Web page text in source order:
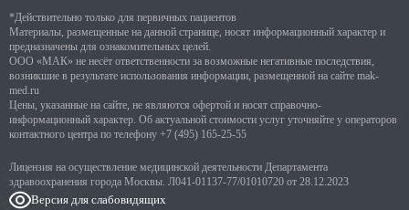
*Действительно только для первичных пациентов
Материалы, размещенные на данной странице, носят информационный характер и
предназначены для ознакомительных целей.
ООО «МАК» не несёт ответственности за возможные негативные последствия,
возникшие в результате использования информации, размещенной на сайте mak-
med.ru
Цены, указанные на сайте, не являются офертой и носят справочно-
информационный характер. Об актуальной стоимости услуг уточняйте у операторов
контактного центра по телефону +7 (495) 165-25-55
Лицензия на осуществление медицинской деятельности Департамента
здравоохранения города Москвы. Л041-01137-77/01010720 от 28.12.2023
Версия для слабовидящих